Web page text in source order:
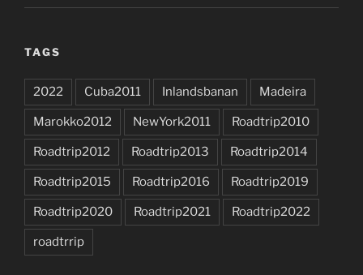
TAGS
2022 Cuba2011 Inlandsbanan Madeira
Marokko2012 NewYork2011 Roadtrip2010
Roadtrip2012 Roadtrip2013 Roadtrip2014
Roadtrip2015 Roadtrip2016 Roadtrip2019
Roadtrip2020 Roadtrip2021 Roadtrip2022
roadtrrip